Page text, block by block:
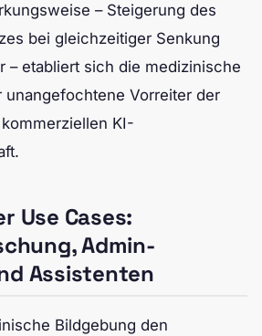
– Steigerung des
bei gleichzeitiger Senkung
– etabliert sich die medizinische
unangefochtene Vorreiter der
KI-
Use Cases:
Admin-
Assistenten
Bildgebung den